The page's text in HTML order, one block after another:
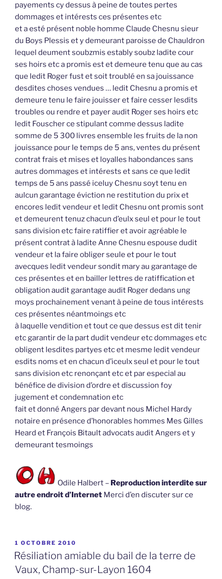
payements cy dessus à peine de toutes pertes
dommages et intérests ces présentes etc
et a esté présent noble homme Claude Chesnu sieur
du Boys Plessis et y demeurant paroisse de Chauldron
lequel deument soubzmis estably soubz ladite cour
ses hoirs etc a promis est et demeure tenu que au cas
que ledit Roger fust et soit troublé en sa jouissance
desdites choses vendues … ledit Chesnu a promis et
demeure tenu le faire jouisser et faire cesser lesdits
troubles ou rendre et payer audit Roger ses hoirs etc
ledit Fouscher ce stipulant comme dessus ladite
somme de 5 300 livres ensemble les fruits de la non
jouissance pour le temps de 5 ans, ventes du présent
contrat frais et mises et loyalles habondances sans
autres dommages et intérests et sans ce que ledit
temps de 5 ans passé iceluy Chesnu soyt tenu en
aulcun garantage éviction ne restitution du prix et
encores ledit vendeur et ledit Chesnu ont promis sont
et demeurent tenuz chacun d’eulx seul et pour le tout
sans division etc faire ratiffier et avoir agréable le
présent contrat à ladite Anne Chesnu espouse dudit
vendeur et la faire obliger seule et pour le tout
avecques ledit vendeur sondit mary au garantage de
ces présentes et en bailler lettres de ratiffication et
obligation audit garantage audit Roger dedans ung
moys prochainement venant à peine de tous intérests
ces présentes néantmoings etc
à laquelle vendition et tout ce que dessus est dit tenir
etc garantir de la part dudit vendeur etc dommages etc
obligent lesdites partyes etc et mesme ledit vendeur
esdits noms et en chacun d’iceulx seul et pour le tout
sans division etc renonçant etc et par especial au
bénéfice de division d’ordre et discussion foy
jugement et condemnation etc
fait et donné Angers par devant nous Michel Hardy
notaire en présence d’honorables hommes Mes Gilles
Heard et François Bitault advocats audit Angers et y
demeurant tesmoings
Odile Halbert – Reproduction interdite sur
autre endroit d’Internet Merci d’en discuter sur ce
blog.
PUBLIÉ
LE
1 OCTOBRE 2010
Résiliation amiable du bail de la terre de
Vaux, Champ-sur-Layon 1604